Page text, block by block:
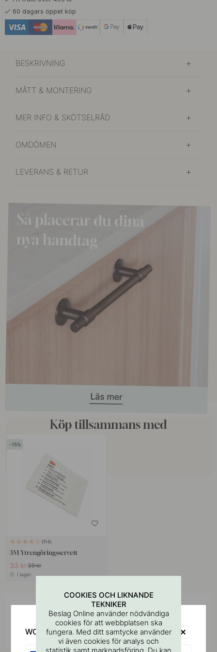
Polerad Mässing
60 dagars öppet köp
BESKRIVNING
MÅTT & MONTERING
MER INFO & SKÖTSELRÅD
OMDÖMEN
LEVERANS & RETUR
Köp tillsammans med
15
114
3M Ytrengöringsservett
33 kr39 kr
I lager
Inspireras av andra
Tagga dina bilder med #beslagonline &
@beslagonline för att synas här!
COOKIES OCH LIKNANDE
TEKNIKER
Beslag Online använder nödvändiga
cookies för att webbplatsen ska
fungera. Med ditt samtycke använder
vi även cookies för analys och
statistik samt marknadsföring. Du kan
WOULD YOU RATHER VISIT?